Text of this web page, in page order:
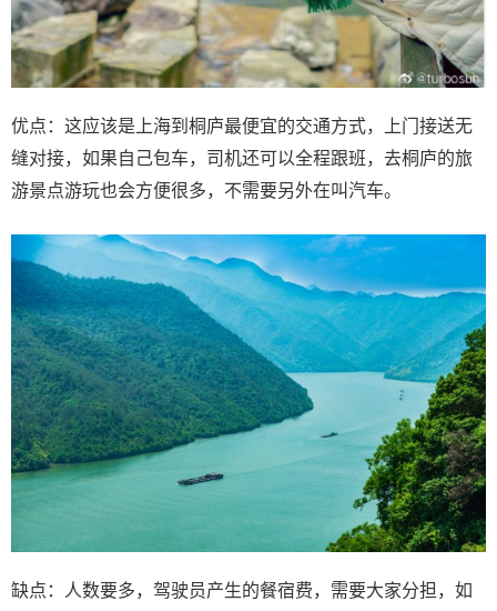
优点：这应该是上海到桐庐最便宜的交通方式，上门接送无
缝对接，如果自己包车，司机还可以全程跟班，去桐庐的旅
游景点游玩也会方便很多，不需要另外在叫汽车。
缺点：人数要多，驾驶员产生的餐宿费，需要大家分担，如